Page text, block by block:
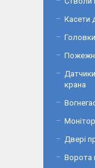
Касети
крана
Двері
Ворота